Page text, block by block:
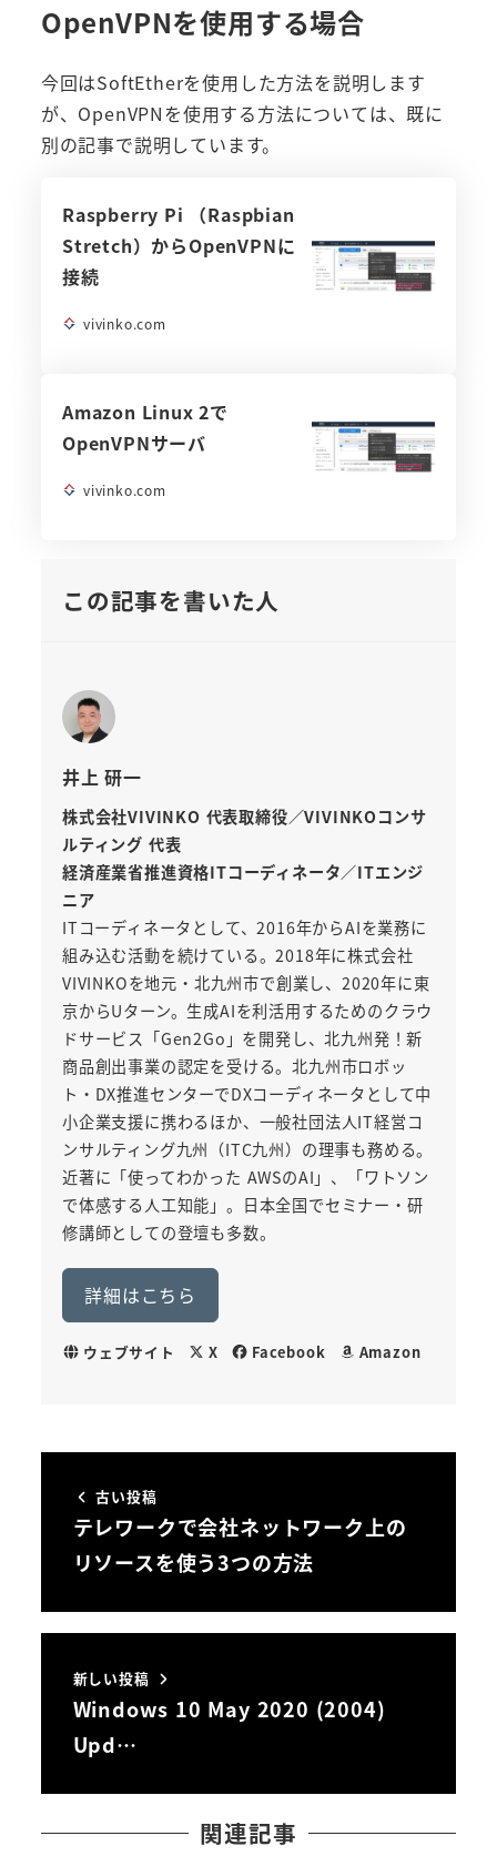
OpenVPNを使用する場合
今回はSoftEtherを使用した方法を説明します
が、OpenVPNを使用する方法については、既に
別の記事で説明しています。
Raspberry Pi （Raspbian
Stretch）からOpenVPNに
接続
vivinko.com
Amazon Linux 2で
OpenVPNサーバ
vivinko.com
この記事を書いた人
井上 研一
株式会社VIVINKO 代表取締役／VIVINKOコンサ
ルティング 代表
経済産業省推進資格ITコーディネータ／ITエンジ
ニア
ITコーディネータとして、2016年からAIを業務に
組み込む活動を続けている。2018年に株式会社
VIVINKOを地元・北九州市で創業し、2020年に東
京からUターン。生成AIを利活用するためのクラウ
ドサービス「Gen2Go」を開発し、北九州発！新
商品創出事業の認定を受ける。北九州市ロボッ
ト・DX推進センターでDXコーディネータとして中
小企業支援に携わるほか、一般社団法人IT経営コ
ンサルティング九州（ITC九州）の理事も務める。
近著に「使ってわかった AWSのAI」、「ワトソン
で体感する人工知能」。日本全国でセミナー・研
修講師としての登壇も多数。
詳細はこちら
ウェブサイト X Facebook Amazon
古い投稿
テレワークで会社ネットワーク上の
リソースを使う3つの方法
新しい投稿
Windows 10 May 2020 (2004)
Upd…
関連記事